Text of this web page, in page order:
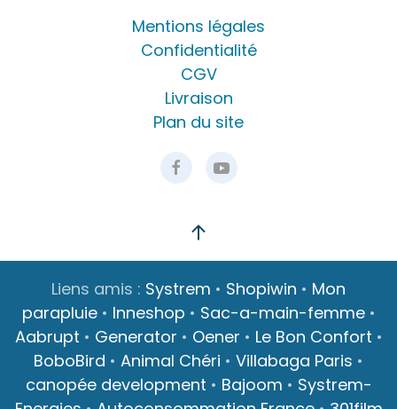
Mentions légales
Confidentialité
CGV
Livraison
Plan du site
Liens amis : Systrem • Shopiwin • Mon
parapluie• Inneshop • Sac-a-main-femme•
Aabrupt • Generator • Oener • Le Bon Confort •
BoboBird • Animal Chéri • Villabaga Paris •
canopée development • Bajoom • Systrem-